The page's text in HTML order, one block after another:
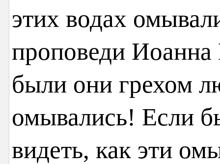
этих водах
проповеди
были они грехом
омывались! Если
видеть, как эти